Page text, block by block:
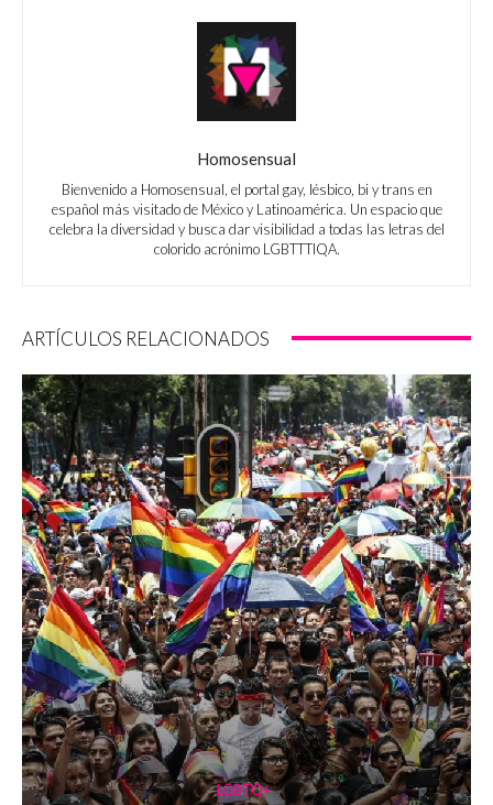
Homosensual
Bienvenido a Homosensual, el portal gay, lésbico, bi y trans en
español más visitado de México y Latinoamérica. Un espacio que
celebra la diversidad y busca dar visibilidad a todas las letras del
colorido acrónimo LGBTTTIQA.
ARTÍCULOS RELACIONADOS
LGBTQ+